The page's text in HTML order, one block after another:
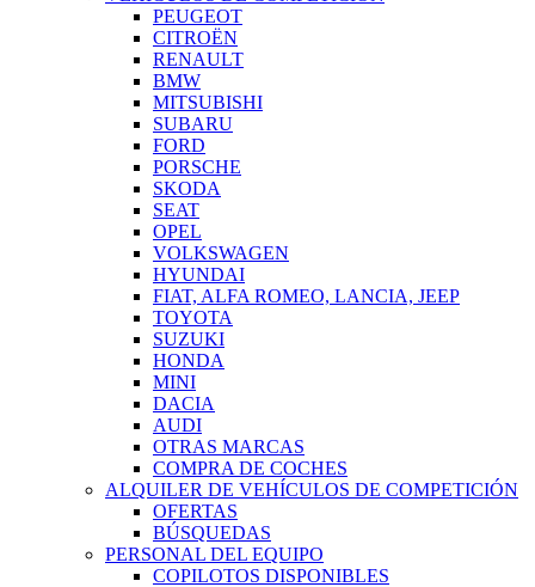
PEUGEOT
CITROËN
RENAULT
BMW
MITSUBISHI
SUBARU
FORD
PORSCHE
SKODA
SEAT
OPEL
VOLKSWAGEN
HYUNDAI
FIAT, ALFA ROMEO, LANCIA, JEEP
TOYOTA
SUZUKI
HONDA
MINI
DACIA
AUDI
OTRAS MARCAS
COMPRA DE COCHES
ALQUILER DE VEHÍCULOS DE COMPETICIÓN
OFERTAS
BÚSQUEDAS
PERSONAL DEL EQUIPO
COPILOTOS DISPONIBLES